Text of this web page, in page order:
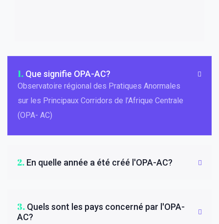
1. Que signifie OPA-AC?
Observatoire régional des Pratiques Anormales
sur les Principaux Corridors de l’Afrique Centrale
(OPA- AC)
2. En quelle année a été créé l'OPA-AC?
3. Quels sont les pays concerné par l'OPA-
AC?